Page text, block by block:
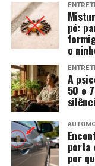
pó:
o
A
50 e
porta
por